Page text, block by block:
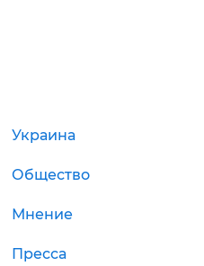
Украина
Общество
Мнение
Пресса